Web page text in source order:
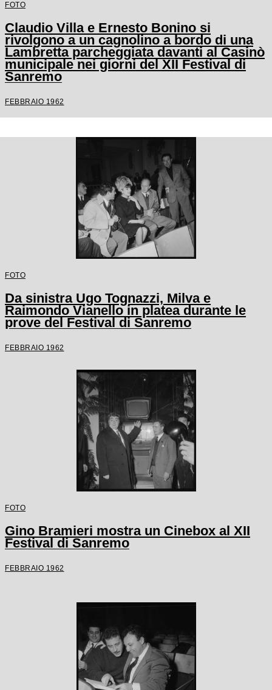
FOTO
Claudio Villa e Ernesto Bonino si
rivolgono a un cagnolino a bordo di una
Lambretta parcheggiata davanti al Casinò
municipale nei giorni del XII Festival di
Sanremo
FEBBRAIO 1962
FOTO
Da sinistra Ugo Tognazzi, Milva e
Raimondo Vianello in platea durante le
prove del Festival di Sanremo
FEBBRAIO 1962
FOTO
Gino Bramieri mostra un Cinebox al XII
Festival di Sanremo
FEBBRAIO 1962